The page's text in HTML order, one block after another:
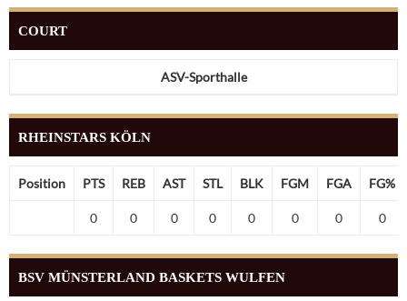
COURT
ASV-Sporthalle
RHEINSTARS KÖLN
Position PTS REB AST STL BLK FGM FGA FG%
0 0 0 0 0 0 0 0
BSV MÜNSTERLAND BASKETS WULFEN